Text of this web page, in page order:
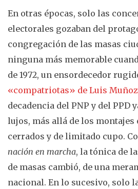
En otras épocas, solo las
electorales gozaban del
congregación de las masas
ninguna más memorable
de 1972, un ensordecedor
«compatriotas» de Luis
decadencia del PNP y del PPD
lujos, más allá de los montajes
cerrados y de limitado cupo.
nación en marcha, la tónica de
de masas cambió, de una
nacional. En lo sucesivo, solo